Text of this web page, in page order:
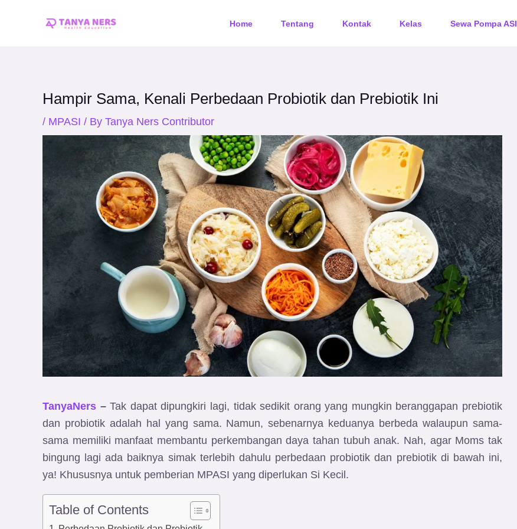
Home Tentang Kontak Kelas Sewa Pompa ASI
Hampir Sama, Kenali Perbedaan Probiotik dan Prebiotik Ini
/ MPASI / By Tanya Ners Contributor
TanyaNers –Tak dapat dipungkiri lagi, tidak sedikit orang yang mungkin beranggapan prebiotik
dan probiotik adalah hal yang sama. Namun, sebenarnya keduanya berbeda walaupun sama-
sama memiliki manfaat membantu perkembangan daya tahan tubuh anak. Nah, agar Moms tak
bingung lagi ada baiknya simak terlebih dahulu perbedaan probiotik dan prebiotik di bawah ini,
ya! Khususnya untuk pemberian MPASI yang diperlukan Si Kecil.
Table of Contents
navigation